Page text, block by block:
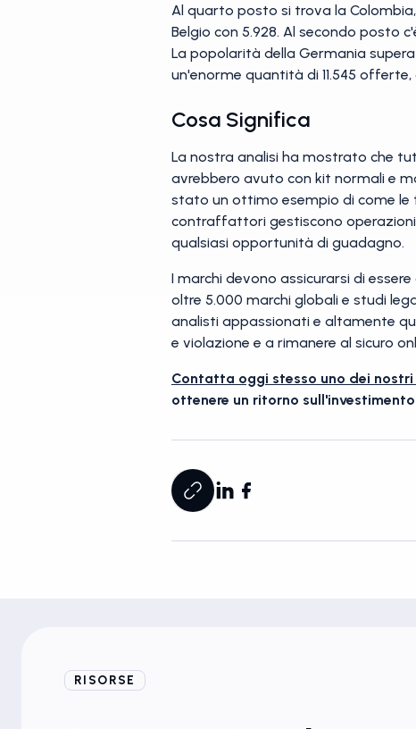
Al quarto posto si trova la
Belgio con 5.928. Al secondo posto
La popolarità della Germania
un'enorme quantità di 11.545
Cosa Significa
La nostra analisi ha mostrato che
avrebbero avuto con kit normali e
stato un ottimo esempio di come le
contraffattori gestiscono
qualsiasi opportunità di guadagno.
I marchi devono assicurarsi di
oltre 5.000 marchi globali e studi
analisti appassionati e altamente
e violazione e a rimanere al sicuro
Contatta oggi stesso uno dei nostri
ottenere un ritorno
RISORSEBlog